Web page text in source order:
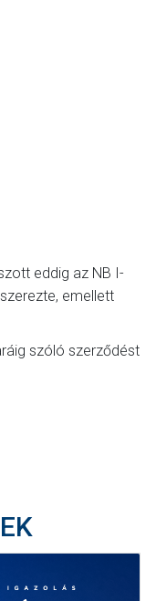
eddig az NB I-
emellett
szóló szerződést